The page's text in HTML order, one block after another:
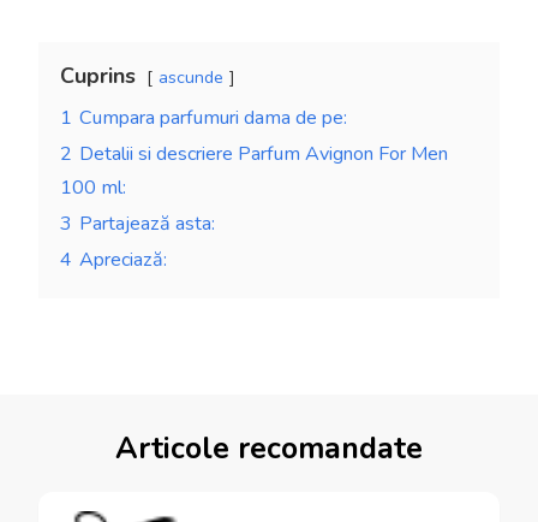
Cuprins ascunde
1 Cumpara parfumuri dama de pe:
2 Detalii si descriere Parfum Avignon For Men
100 ml:
3 Partajează asta:
4 Apreciază:
Articole recomandate